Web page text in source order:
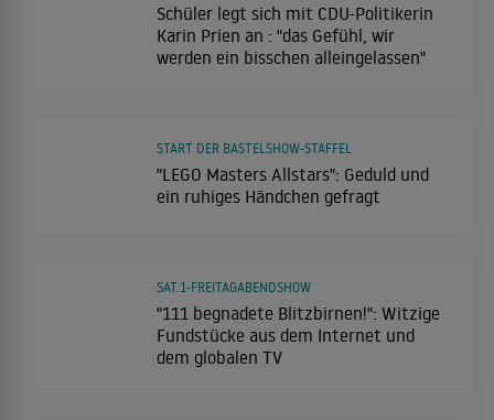
Schüler legt sich mit CDU-Politikerin
Karin Prien an : "das Gefühl, wir
werden ein bisschen alleingelassen"
"LEGO Masters Allstars": Geduld und
ein ruhiges Händchen gefragt
START DER BASTELSHOW-STAFFEL
"111 begnadete Blitzbirnen!": Witzige
Fundstücke aus dem Internet und
dem globalen TV
SAT.1-FREITAGABENDSHOW